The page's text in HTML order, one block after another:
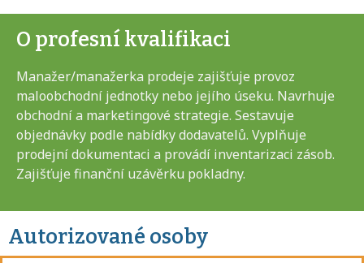
O profesní kvalifikaci
Manažer/manažerka prodeje zajišťuje provoz
maloobchodní jednotky nebo jejího úseku. Navrhuje
obchodní a marketingové strategie. Sestavuje
objednávky podle nabídky dodavatelů. Vyplňuje
prodejní dokumentaci a provádí inventarizaci zásob.
Zajišťuje finanční uzávěrku pokladny.
Autorizované osoby